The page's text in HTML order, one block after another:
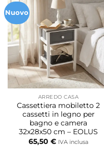
Nuovo
ARREDO CASA
Cassettiera mobiletto 2
cassetti in legno per
bagno e camera
32x28x50 cm – EOLUS
65,50 € IVA inclusa